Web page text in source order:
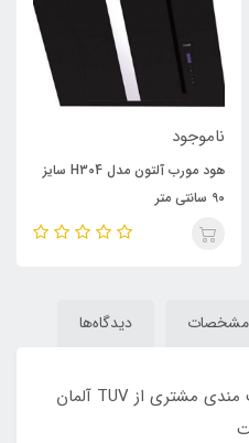
ناموجود
هود مورب آلتون مدل H304 سایز
90 سانتی متر
مشخصات دیدگاه‌ها
اولین دارنده استاندارد رضایت مندی مشتری از TUV آلمان